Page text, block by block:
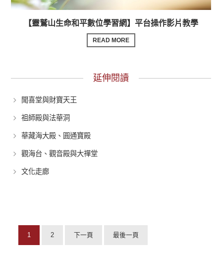
【靈鷲山生命和平數位學習網】平台操作影片教學
READ MORE
延伸閱讀
聞喜堂與財寶天王
祖師殿與法華洞
華藏海大殿、圓通寶殿
觀海台、觀音殿與大禪堂
文化走廊
1 2 下一頁 最後一頁